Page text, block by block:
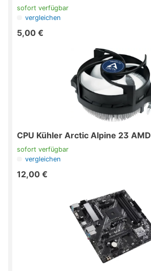
sofort verfügbar
vergleichen
5,00 €
CPU Kühler Arctic Alpine 23 AMD
sofort verfügbar
vergleichen
12,00 €